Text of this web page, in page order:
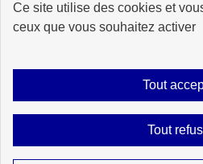
Ce site utilise des cookies et
ceux que vous souhaitez activer
Tout
Tout
Plan du site Accessibilité : partiellement
Gestion des